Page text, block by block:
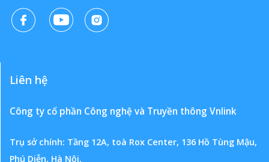
Liên hệ
Công ty cổ phần Công nghệ và Truyền thông Vnlink
Trụ sở chính: Tầng 12A, toà Rox Center, 136 Hồ Tùng Mậu,
Phú Diễn, Hà Nội.